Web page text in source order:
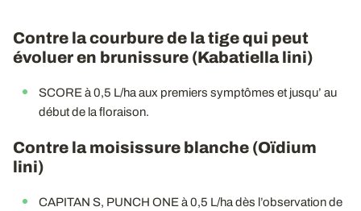
Contre la courbure de la tige qui peut
évoluer en brunissure (Kabatiella lini)
SCORE à 0,5 L/ha aux premiers symptômes et jusqu’ au
début de la floraison.
Contre la moisissure blanche (Oïdium
lini)
CAPITAN S, PUNCH ONE à 0,5 L/ha dès l’observation de